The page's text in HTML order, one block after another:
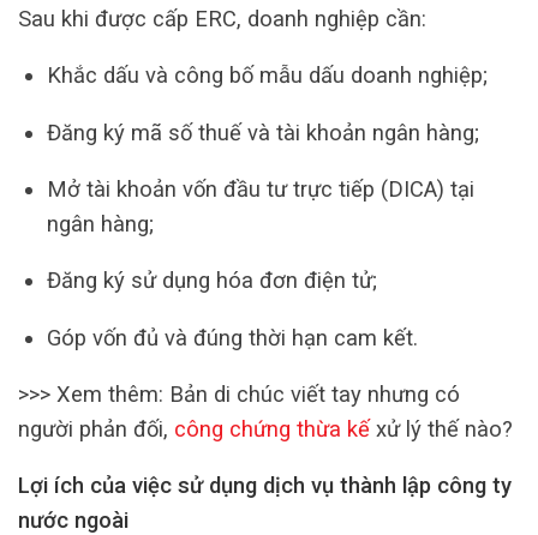
Sau khi được cấp ERC, doanh nghiệp cần:
Khắc dấu và công bố mẫu dấu doanh nghiệp;
Đăng ký mã số thuế và tài khoản ngân hàng;
Mở tài khoản vốn đầu tư trực tiếp (DICA) tại
ngân hàng;
Đăng ký sử dụng hóa đơn điện tử;
Góp vốn đủ và đúng thời hạn cam kết.
>>> Xem thêm: Bản di chúc viết tay nhưng có
người phản đối, công chứng thừa kế xử lý thế nào?
Lợi ích của việc sử dụng dịch vụ thành lập công ty
nước ngoài